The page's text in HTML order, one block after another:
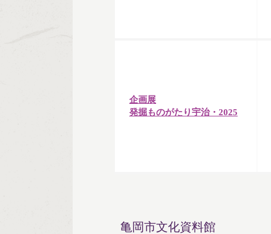
企画展
発掘ものがたり宇治・2025
亀岡市文化資料館